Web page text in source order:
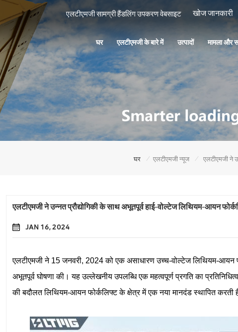
एलटीएमजी सामग्री हैंडलिंग उपकरण वेबसाइट
घर एलटीएमजी के बारे में उत्पादों मामला और
घर / एलटीएमजी न्यूज /
एलटीएमजी ने उन्नत प्रौद्योगिकी के साथ अभूतपूर्व हाई-वोल्टेज लिथियम-आयन
JAN 16, 2024
एलटीएमजी ने 15 जनवरी, 2024 को एक असाधारण उच्च-वोल्टेज लिथियम-
अभूतपूर्व घोषणा की। यह उल्लेखनीय उपलब्धि एक महत्वपूर्ण प्रगति का
की बदौलत लिथियम-आयन फोर्कलिफ्ट के क्षेत्र में एक नया मानदंड स्थापित करती